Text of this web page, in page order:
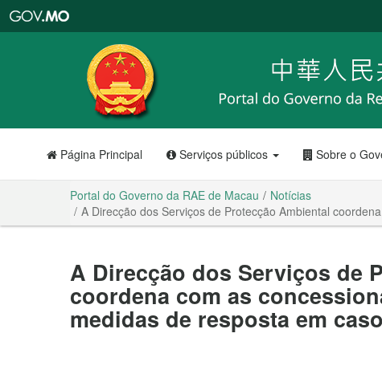
RAE
de
Macau
Página Principal Serviços públicos Sobre o
Portal do Governo da RAE de Macau
Notícias
A Direcção dos Serviços de Protecção Ambiental
A Direcção dos Serviços de
coordena com as
medidas de resposta em